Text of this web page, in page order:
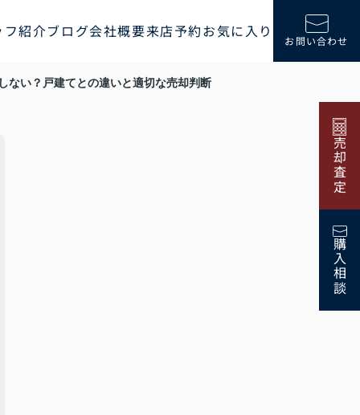
紹介ブログ会社概要来店予約お気に入り お問い合わせ
売却査定
購入相談
ない？戸建てとの違いと適切な売却判断